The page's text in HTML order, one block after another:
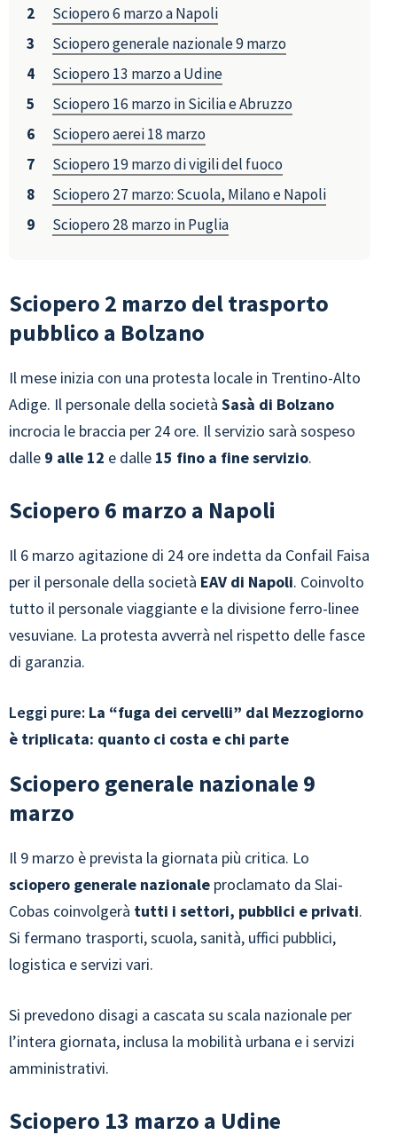
Sciopero 6 marzo a Napoli
Sciopero generale nazionale 9 marzo
Sciopero 13 marzo a Udine
Sciopero 16 marzo in Sicilia e Abruzzo
Sciopero aerei 18 marzo
Sciopero 19 marzo di vigili del fuoco
Sciopero 27 marzo: Scuola, Milano e Napoli
Sciopero 28 marzo in Puglia
Sciopero 2 marzo del trasporto
pubblico a Bolzano
Il mese inizia con una protesta locale in Trentino-Alto
Adige. Il personale della società Sasà di Bolzano
incrocia le braccia per 24 ore. Il servizio sarà sospeso
dalle 9 alle 12 e dalle 15 fino a fine servizio.
Sciopero 6 marzo a Napoli
Il 6 marzo agitazione di 24 ore indetta da Confail Faisa
per il personale della società EAV di Napoli. Coinvolto
tutto il personale viaggiante e la divisione ferro-linee
vesuviane. La protesta avverrà nel rispetto delle fasce
di garanzia.
Leggi pure: La “fuga dei cervelli” dal Mezzogiorno
è triplicata: quanto ci costa e chi parte
Sciopero generale nazionale 9
marzo
Il 9 marzo è prevista la giornata più critica. Lo
sciopero generale nazionale proclamato da Slai-
Cobas coinvolgerà tutti i settori, pubblici e privati.
Si fermano trasporti, scuola, sanità, uffici pubblici,
logistica e servizi vari.
Si prevedono disagi a cascata su scala nazionale per
l’intera giornata, inclusa la mobilità urbana e i servizi
amministrativi.
Sciopero 13 marzo a Udine